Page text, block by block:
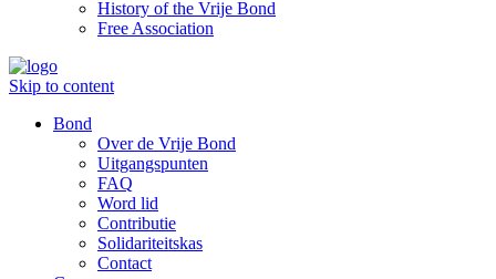
History of the Vrije Bond
Free Association
Skip to content
Bond
Over de Vrije Bond
Uitgangspunten
FAQ
Word lid
Contributie
Solidariteitskas
Contact